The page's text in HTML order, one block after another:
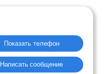
Показать телефон
Написать сообщение